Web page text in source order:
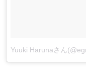
Yuuki Harunaさん